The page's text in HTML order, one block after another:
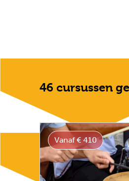
46 cursussen
Vanaf € 410